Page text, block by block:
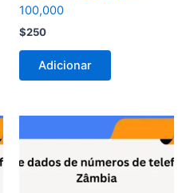
100,000
$250
Adicionar